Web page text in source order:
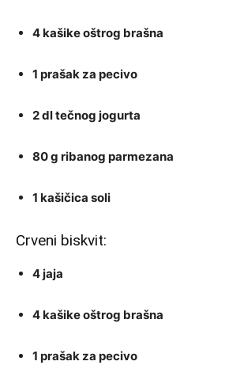
4 kašike oštrog brašna
1 prašak za pecivo
2 dl tečnog jogurta
80 g ribanog parmezana
1 kašičica soli
Crveni biskvit:
4 jaja
4 kašike oštrog brašna
1 prašak za pecivo